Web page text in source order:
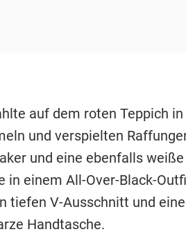
auf dem roten Teppich
und verspielten
und eine ebenfalls
in einem All-Over-Black-
tiefen V-Ausschnitt und
Handtasche.